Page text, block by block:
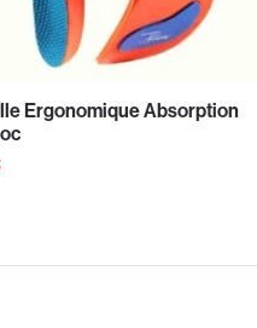
Ergonomique Absorption